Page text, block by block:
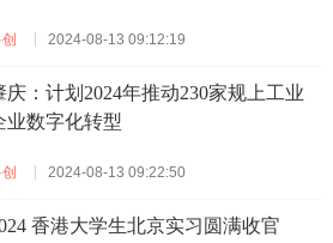
2024-08-13 09:12:19
庆：计划2024年推动230家规上工业
业数字化转型
2024-08-13 09:22:50
香港大学生北京实习圆满收官